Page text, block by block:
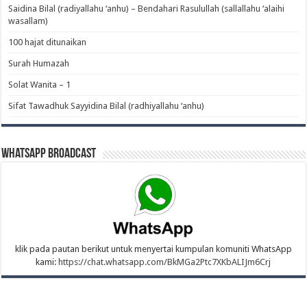
Saidina Bilal (radiyallahu ‘anhu) – Bendahari Rasulullah (sallallahu ‘alaihi
wasallam)‎
100 hajat ditunaikan
Surah Humazah
Solat Wanita – 1
Sifat Tawadhuk Sayyidina Bilal (radhiyallahu ‘anhu)‎
WhatsApp Broadcast
klik pada pautan berikut untuk menyertai kumpulan komuniti WhatsApp
kami: https://chat.whatsapp.com/BkMGa2Ptc7XKbALIJm6Crj